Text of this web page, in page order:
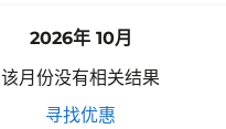
2026年 10月
该月份没有相关结果
寻找优惠